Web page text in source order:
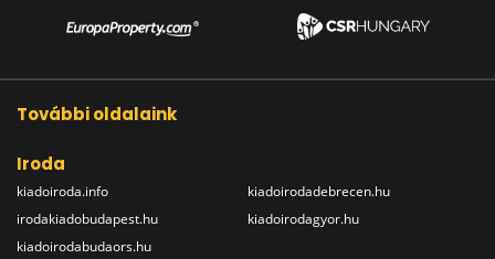
További oldalaink
Iroda
kiadoiroda.info
irodakiadobudapest.hu
kiadoirodabudaors.hu
kiadoirodadebrecen.hu
kiadoirodagyor.hu